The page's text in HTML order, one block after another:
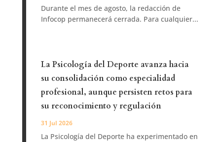
Durante el mes de agosto, la redacción de
Infocop permanecerá cerrada. Para cualquier...
La Psicología del Deporte avanza hacia
su consolidación como especialidad
profesional, aunque persisten retos para
su reconocimiento y regulación
31 Jul 2026
La Psicología del Deporte ha experimentado en